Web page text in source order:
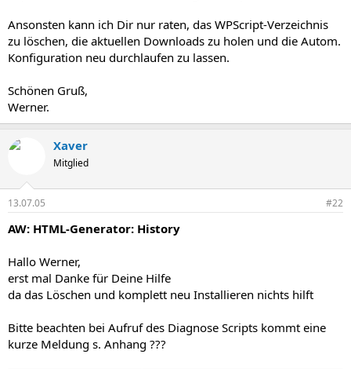
Ansonsten kann ich Dir nur raten, das WPScript-Verzeichnis
zu löschen, die aktuellen Downloads zu holen und die Autom.
Konfiguration neu durchlaufen zu lassen.
Schönen Gruß,
Werner.
Xaver
Mitglied
13.07.05 #22
AW: HTML-Generator: History
Hallo Werner,
erst mal Danke für Deine Hilfe
da das Löschen und komplett neu Installieren nichts hilft
Bitte beachten bei Aufruf des Diagnose Scripts kommt eine
kurze Meldung s. Anhang ???